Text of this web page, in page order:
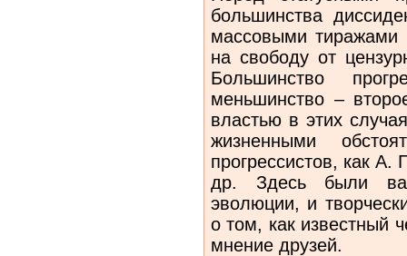
большинства
массовыми тиражами
на свободу от
Большинство
меньшинство –
властью в этих
жизненными
прогрессистов, как
др. Здесь были
эволюции, и
о том, как известный
мнение друзей.